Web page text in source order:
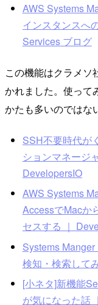
AWS Systems
インスタンスへ
Services ブログ
この機能はクラメソ
かれました。使って
かたも多いのではな
SSH不要時代が
ションマネージ
DevelopersIO
AWS Systems
AccessでMacか
セスする ｜
Systems
検知・検索して
[小ネタ]新機能
が気になった話